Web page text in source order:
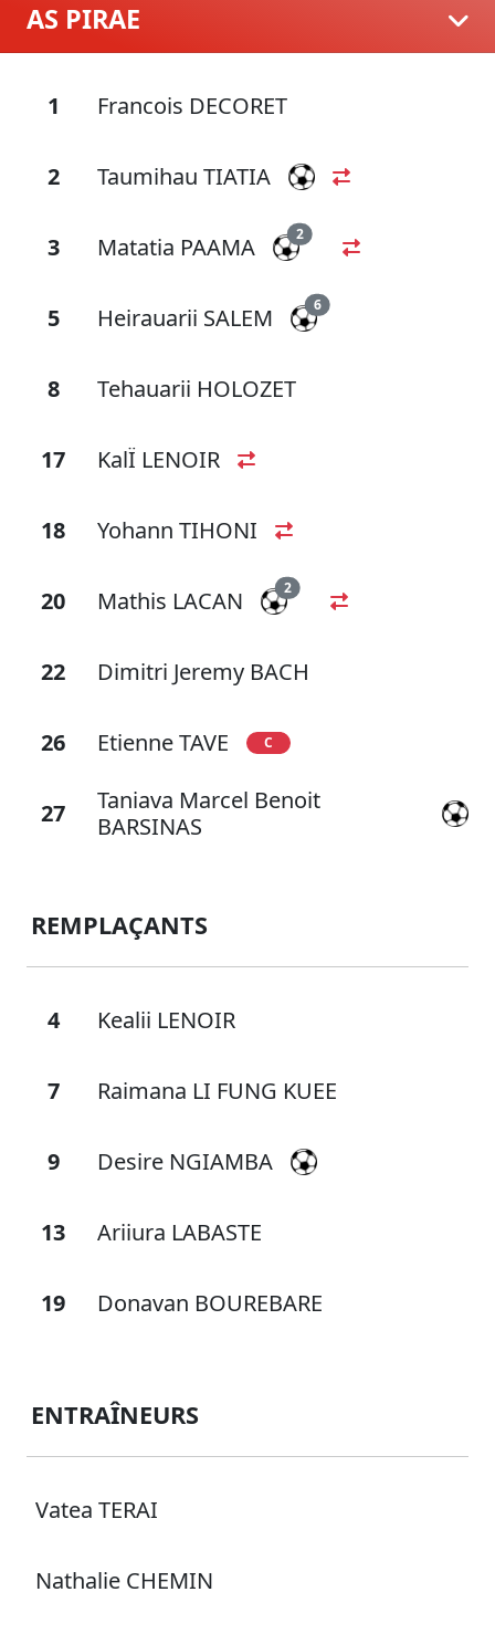
AS PIRAE
1 Francois DECORET
2 Taumihau TIATIA
3 Matatia PAAMA 2
5 Heirauarii SALEM 6
8 Tehauarii HOLOZET
17 KalÏ LENOIR
18 Yohann TIHONI
20 Mathis LACAN 2
22 Dimitri Jeremy BACH
26 Etienne TAVE C
27
Taniava Marcel Benoit
BARSINAS
REMPLAÇANTS
4 Kealii LENOIR
7 Raimana LI FUNG KUEE
9 Desire NGIAMBA
13 Ariiura LABASTE
19 Donavan BOUREBARE
ENTRAÎNEURS
Vatea TERAI
Nathalie CHEMIN